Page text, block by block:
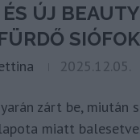
ÚJ
2025.12.05.
zárt be, miután
miatt